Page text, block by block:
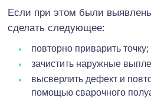
Если при этом были
сделать следующее:
повторно приварить точку;
зачистить наружные
высверлить дефект и
помощью сварочного